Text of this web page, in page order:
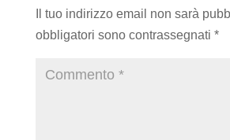
Il tuo indirizzo email non sarà
obbligatori sono contrassegnati *